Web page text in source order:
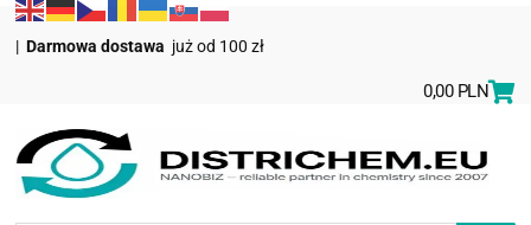
|Darmowa dostawa już od 100 zł
0,00 PLN